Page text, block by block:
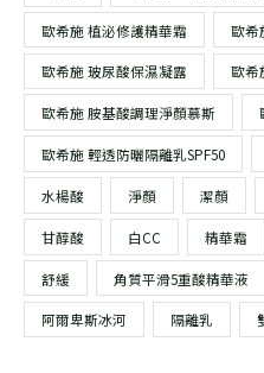
歐希施 植泌修護精華霜 歐希
歐希施 玻尿酸保濕凝露 歐希
歐希施 胺基酸調理淨顏慕斯
歐希施 輕透防曬隔離乳SPF50
水楊酸 淨顏 潔顏
甘醇酸 白CC 精華霜
舒緩 角質平滑5重酸精華液
阿爾卑斯冰河 隔離乳